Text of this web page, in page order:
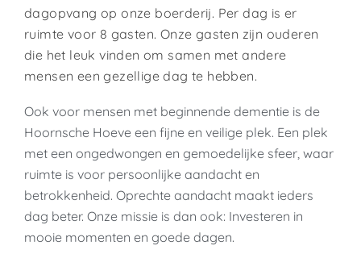
dagopvang op onze boerderij. Per dag is er
ruimte voor 8 gasten. Onze gasten zijn ouderen
die het leuk vinden om samen met andere
mensen een gezellige dag te hebben.
Ook voor mensen met beginnende dementie is de
Hoornsche Hoeve een fijne en veilige plek. Een plek
met een ongedwongen en gemoedelijke sfeer, waar
ruimte is voor persoonlijke aandacht en
betrokkenheid. Oprechte aandacht maakt ieders
dag beter. Onze missie is dan ook: Investeren in
mooie momenten en goede dagen.